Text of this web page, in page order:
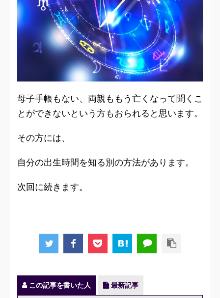
母子手帳もない、両親ももう亡くなって聞くこ
とができないという方もおられると思います。
その方には、
自分の出生時間を知る別の方法があります。
次回に続きます。
この記事を書いた人 最新記事